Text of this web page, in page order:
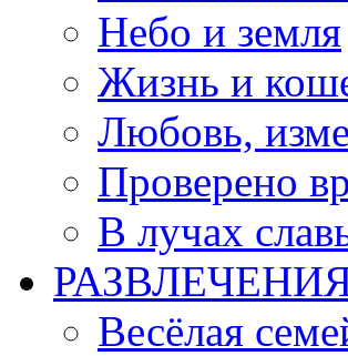
Небо и земля
Жизнь и
Любовь,
Проверено
В лучах
Весёлая